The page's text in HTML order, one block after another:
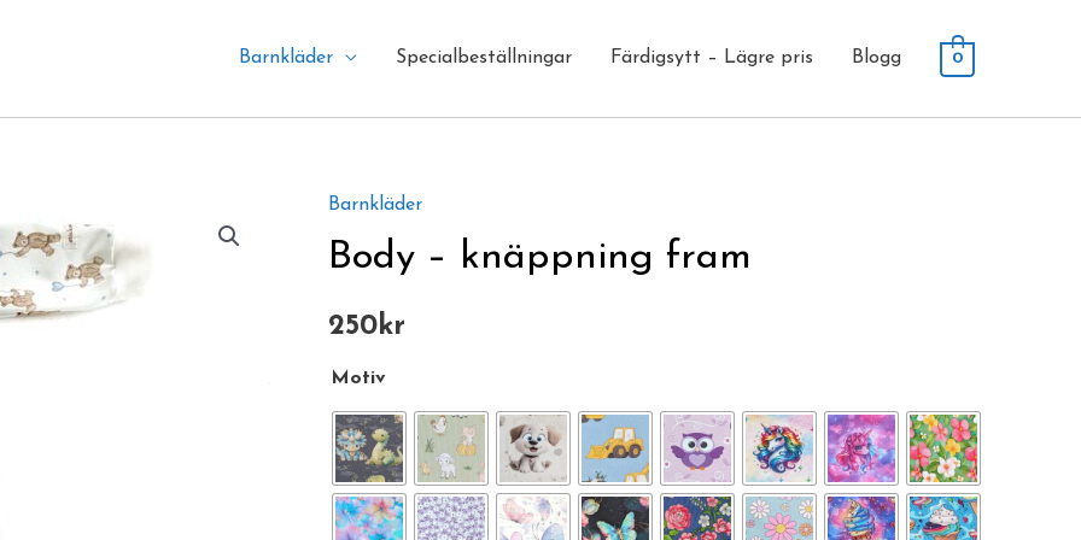
Barnkläder Specialbeställningar Färdigsytt – Lägre pris Blogg 0
Barnkläder
Body – knäppning fram
250kr
Motiv
Body
-
knäppning
fram